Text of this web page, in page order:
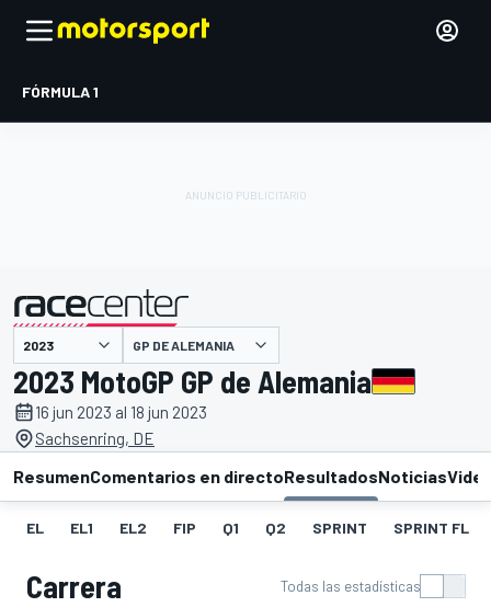
FÓRMULA 1
presentado por GP DE ALEMANIA
2023 MotoGP GP de Alemania
16 jun 2023 al 18 jun 2023
Sachsenring, DE
ResumenComentarios en directoResultadosNoticias
EL EL1 EL2 FIP Q1 Q2 SPRINT SPRINT FL
Carrera Todas las estadísticas